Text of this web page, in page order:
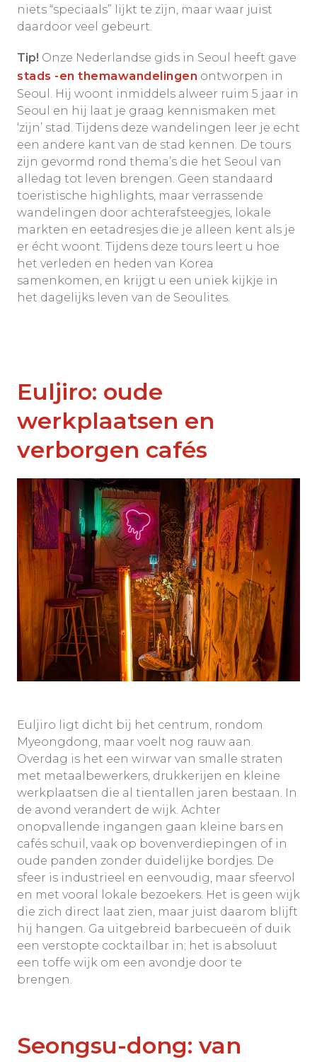
niets “speciaals” lijkt te zijn, maar waar juist
daardoor veel gebeurt.
Tip! Onze Nederlandse gids in Seoul heeft gave
stads -en themawandelingen ontworpen in
Seoul. Hij woont inmiddels alweer ruim 5 jaar in
Seoul en hij laat je graag kennismaken met
‘zijn’ stad. Tijdens deze wandelingen leer je echt
een andere kant van de stad kennen. De tours
zijn gevormd rond thema’s die het Seoul van
alledag tot leven brengen. Geen standaard
toeristische highlights, maar verrassende
wandelingen door achterafsteegjes, lokale
markten en eetadresjes die je alleen kent als je
er écht woont. Tijdens deze tours leert u hoe
het verleden en heden van Korea
samenkomen, en krijgt u een uniek kijkje in
het dagelijks leven van de Seoulites.
Euljiro: oude
werkplaatsen en
verborgen cafés
Euljiro ligt dicht bij het centrum, rondom
Myeongdong, maar voelt nog rauw aan.
Overdag is het een wirwar van smalle straten
met metaalbewerkers, drukkerijen en kleine
werkplaatsen die al tientallen jaren bestaan. In
de avond verandert de wijk. Achter
onopvallende ingangen gaan kleine bars en
cafés schuil, vaak op bovenverdiepingen of in
oude panden zonder duidelijke bordjes. De
sfeer is industrieel en eenvoudig, maar sfeervol
en met vooral lokale bezoekers. Het is geen wijk
die zich direct laat zien, maar juist daarom blijft
hij hangen. Ga uitgebreid barbecueën of duik
een verstopte cocktailbar in; het is absoluut
een toffe wijk om een avondje door te
brengen.
Seongsu-dong: van